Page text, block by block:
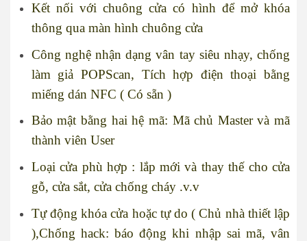
Kết nối với chuông cửa có hình để mở khóa
thông qua màn hình chuông cửa
Công nghệ nhận dạng vân tay siêu nhạy, chống
làm giả POPScan, Tích hợp điện thoại bằng
miếng dán NFC ( Có sẵn )
Bảo mật bằng hai hệ mã: Mã chủ Master và mã
thành viên User
Loại cửa phù hợp : lắp mới và thay thế cho cửa
gỗ, cửa sắt, cửa chống cháy .v.v
Tự động khóa cửa hoặc tự do ( Chủ nhà thiết lập
),Chống hack: báo động khi nhập sai mã, vân